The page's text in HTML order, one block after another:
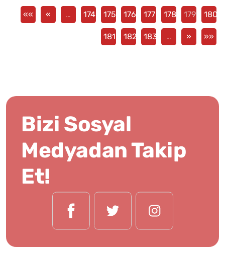
«« « … 174 175 176 177 178 179 180
181 182 183 … » »»
Bizi Sosyal
Medyadan Takip
Et!